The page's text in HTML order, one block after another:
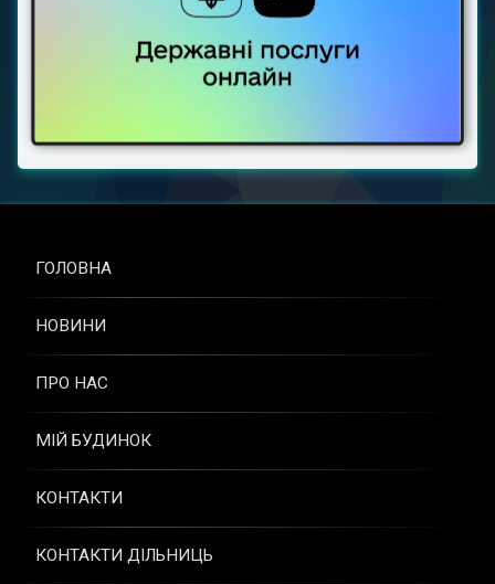
ГОЛОВНА
НОВИНИ
ПРО НАС
МІЙ БУДИНОК
КОНТАКТИ
КОНТАКТИ ДІЛЬНИЦЬ